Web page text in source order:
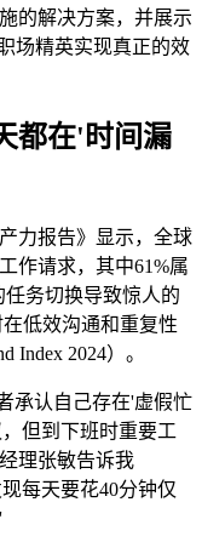
的解决方案，并展示
场精英实现真正的效
都在'时间漏
力报告》显示，全球
作请求，其中61%属
务切换导致惊人的
低效沟通和重复性
Index 2024）。
承认自己存在'虚假忙
但到下班时重要工
理张敏告诉我
每天要花40分钟仅